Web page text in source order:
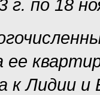
по 18
ее
к Лидии и